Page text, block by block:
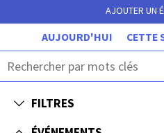
AJOUTER UN
AUJOURD'HUI CETTE
FILTRES